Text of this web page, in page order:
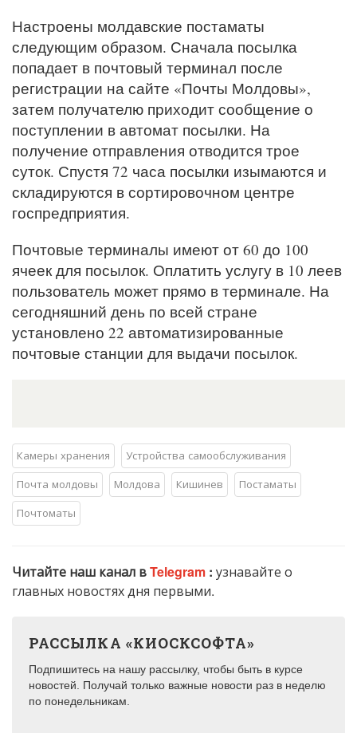
Настроены молдавские постаматы
следующим образом. Сначала посылка
попадает в почтовый терминал после
регистрации на сайте «Почты Молдовы»,
затем получателю приходит сообщение о
поступлении в автомат посылки. На
получение отправления отводится трое
суток. Спустя 72 часа посылки изымаются и
складируются в сортировочном центре
госпредприятия.
Почтовые терминалы имеют от 60 до 100
ячеек для посылок. Оплатить услугу в 10 леев
пользователь может прямо в терминале. На
сегодняшний день по всей стране
установлено 22 автоматизированные
почтовые станции для выдачи посылок.
Камеры хранения
Устройства самообслуживания
Почта молдовы
Молдова Кишинев
Постаматы
Почтоматы
Читайте наш канал вTelegram : узнавайте о
главных новостях дня первыми.
РАССЫЛКА «КИОСКСОФТА»
Подпишитесь на нашу рассылку, чтобы быть в курсе
новостей. Получай только важные новости раз в неделю
по понедельникам.